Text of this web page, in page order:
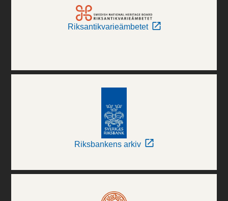
Riksantikvarieämbetet
Riksbankens arkiv